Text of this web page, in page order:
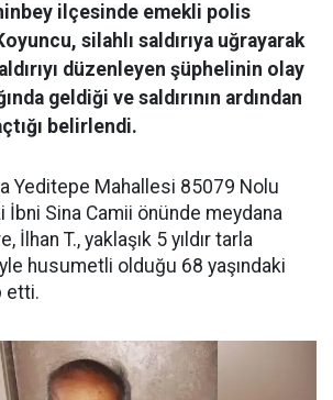
ilçesinde emekli polis
silahlı saldırıya uğrayarak
düzenleyen şüphelinin olay
geldiği ve saldırının ardından
belirlendi.
Yeditepe Mahallesi 85079 Nolu
İbni Sina Camii önünde meydana
İlhan T., yaklaşık 5 yıldır tarla
husumetli olduğu 68 yaşındaki
etti.